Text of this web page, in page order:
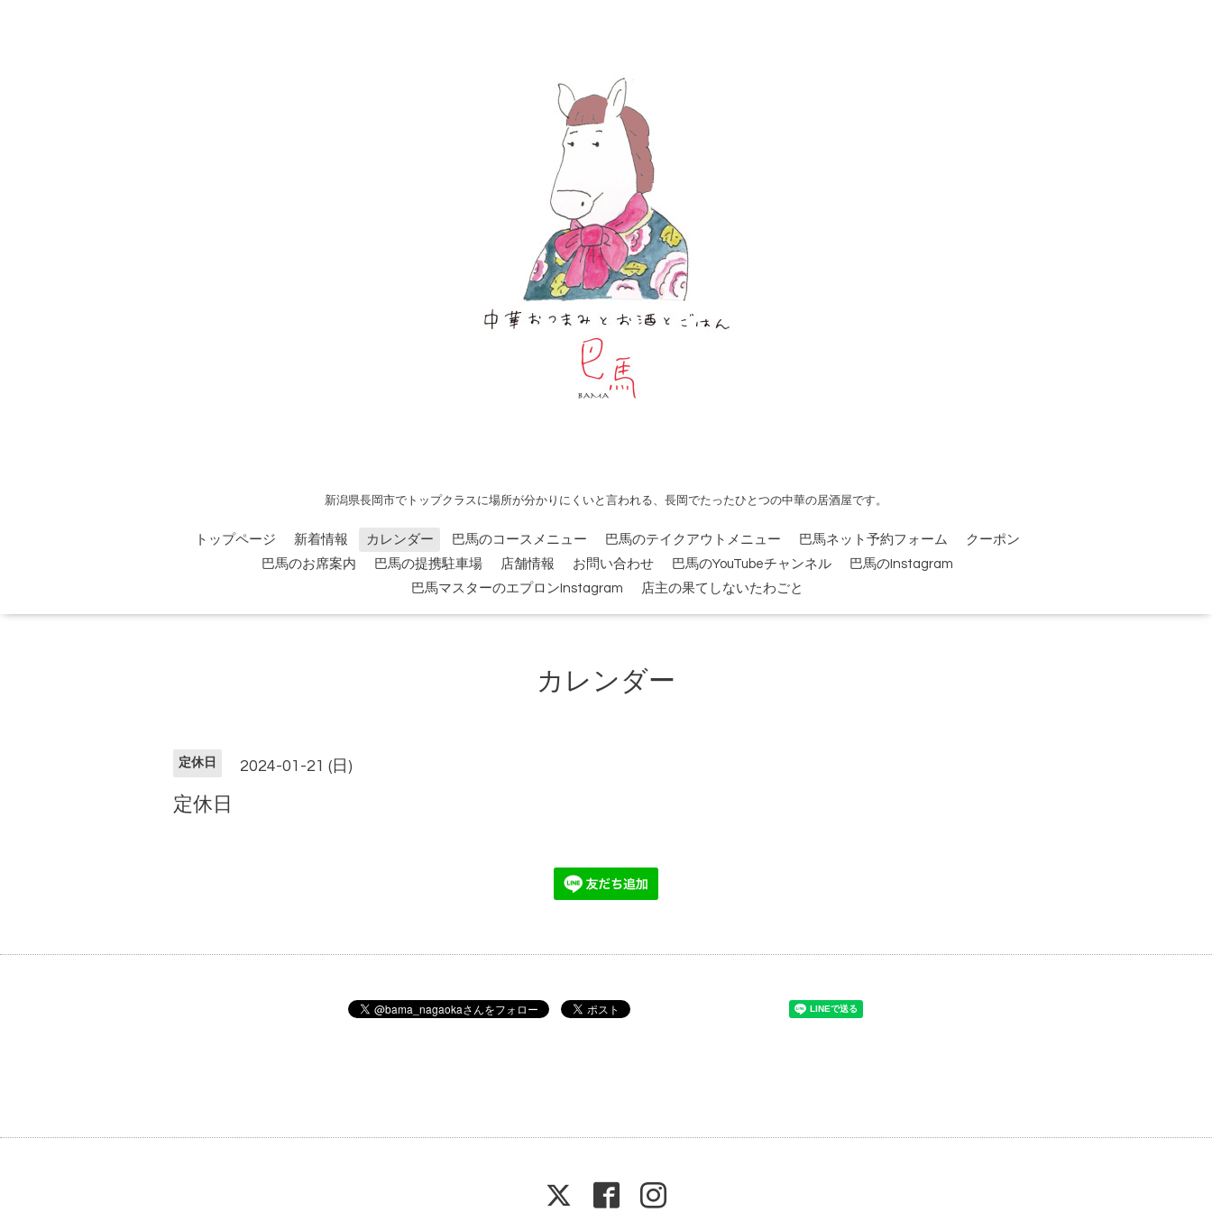
新潟県長岡市でトップクラスに場所が分かりにくいと言われる、長岡でたったひとつの中華の居酒屋です。
トップページ 新着情報 カレンダー 巴馬のコースメニュー 巴馬のテイクアウトメニュー 巴馬ネット予約フォーム
クーポン
巴馬のお席案内
巴馬の提携駐車場 店舗情報 お問い合わせ 巴馬のYouTubeチャンネル
巴馬のInstagram
巴馬マスターのエプロンInstagram
店主の果てしないたわごと
カレンダー
定休日 2024-01-21 (日)
定休日